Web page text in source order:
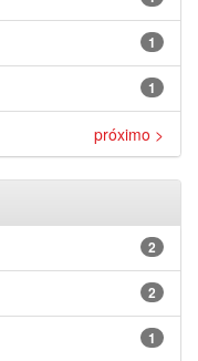
1
1
próximo >
2
2
1